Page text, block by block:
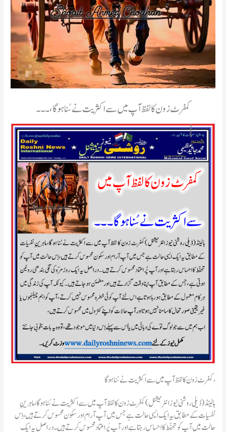
کمفرٹ زون کا لفظ آپ میں سے اکثریت نے سُنا ہو گا،۔۔۔
کمفرٹ زون کا لفظ آپ میں سے اکثریت نے سُنا ہو گا،
ہالینڈ(ڈیلی روشنی نیوز انٹرنیشنل )کمفرٹ زون کا لفظ آپ میں سے اکثریت نے سُنا ہو گا، ماہرینِ
نفسیات کے مطابق یہ ایک ایسی حالت ہے جس میں آپ آرام اور سکون محسوس کرتے ہیں، اِس
حالت میں آپ کو تحفّط کا احساس رہتا ہے اور آپ پُر اعتماد محسوس کرتے ہیں۔ دراصل یہ ایک